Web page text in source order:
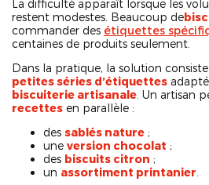
La difficulté apparaît lorsque les
restent modestes. Beaucoup de
commander des étiquettes
centaines de produits seulement.
Dans la pratique, la solution
petites séries d’étiquettes
biscuiterie artisanale . Un artisan
recettes en parallèle :
des sablés nature ;
une version chocolat ;
des biscuits citron ;
un assortiment printanier